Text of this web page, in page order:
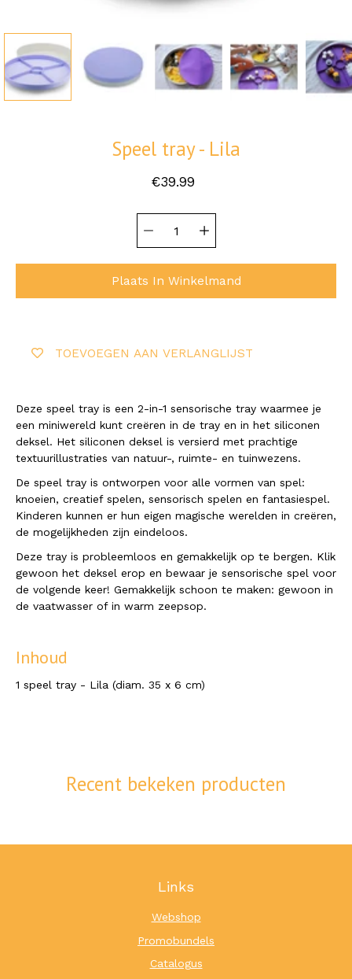
Speel tray - Lila
€39.99
variant
selector
Plaats In Winkelmand
TOEVOEGEN AAN VERLANGLIJST
Deze speel tray is een 2-in-1 sensorische tray waarmee je
een miniwereld kunt creëren in de tray en in het siliconen
deksel. Het siliconen deksel is versierd met prachtige
textuurillustraties van natuur-, ruimte- en tuinwezens.
De speel tray is ontworpen voor alle vormen van spel:
knoeien, creatief spelen, sensorisch spelen en fantasiespel.
Kinderen kunnen er hun eigen magische werelden in creëren,
de mogelijkheden zijn eindeloos.
Deze tray is probleemloos en gemakkelijk op te bergen. Klik
gewoon het deksel erop en bewaar je sensorische spel voor
de volgende keer! Gemakkelijk schoon te maken: gewoon in
de vaatwasser of in warm zeepsop.
Inhoud
1 speel tray - Lila (diam. 35 x 6 cm)
Recent bekeken producten
Links
Webshop
Promobundels
Catalogus